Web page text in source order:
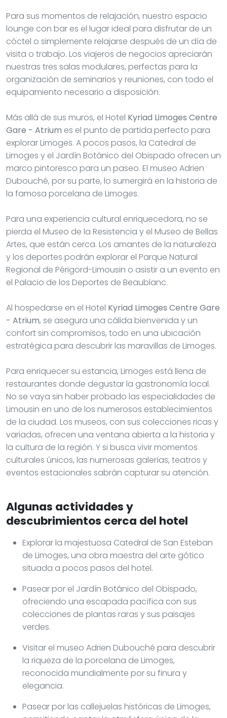
Para sus momentos de relajación, nuestro espacio
lounge con bar es el lugar ideal para disfrutar de un
cóctel o simplemente relajarse después de un día de
visita o trabajo. Los viajeros de negocios apreciarán
nuestras tres salas modulares, perfectas para la
organización de seminarios y reuniones, con todo el
equipamiento necesario a disposición.
Más allá de sus muros, el Hotel Kyriad Limoges Centre
Gare - Atrium es el punto de partida perfecto para
explorar Limoges. A pocos pasos, la Catedral de
Limoges y el Jardín Botánico del Obispado ofrecen un
marco pintoresco para un paseo. El museo Adrien
Dubouché, por su parte, lo sumergirá en la historia de
la famosa porcelana de Limoges.
Para una experiencia cultural enriquecedora, no se
pierda el Museo de la Resistencia y el Museo de Bellas
Artes, que están cerca. Los amantes de la naturaleza
y los deportes podrán explorar el Parque Natural
Regional de Périgord-Limousin o asistir a un evento en
el Palacio de los Deportes de Beaublanc.
Al hospedarse en el Hotel Kyriad Limoges Centre Gare
- Atrium, se asegura una cálida bienvenida y un
confort sin compromisos, todo en una ubicación
estratégica para descubrir las maravillas de Limoges.
Para enriquecer su estancia, Limoges está llena de
restaurantes donde degustar la gastronomía local.
No se vaya sin haber probado las especialidades de
Limousin en uno de los numerosos establecimientos
de la ciudad. Los museos, con sus colecciones ricas y
variadas, ofrecen una ventana abierta a la historia y
la cultura de la región. Y si busca vivir momentos
culturales únicos, las numerosas galerías, teatros y
eventos estacionales sabrán capturar su atención.
Algunas actividades y
descubrimientos cerca del hotel
Explorar la majestuosa Catedral de San Esteban
de Limoges, una obra maestra del arte gótico
situada a pocos pasos del hotel.
Pasear por el Jardín Botánico del Obispado,
ofreciendo una escapada pacífica con sus
colecciones de plantas raras y sus paisajes
verdes.
Visitar el museo Adrien Dubouché para descubrir
la riqueza de la porcelana de Limoges,
reconocida mundialmente por su finura y
elegancia.
Pasear por las callejuelas históricas de Limoges,